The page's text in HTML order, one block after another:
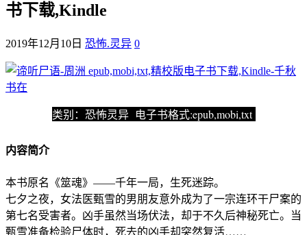
书下载,Kindle
2019年12月10日 恐怖.灵异 0
类别：恐怖灵异 电子书格式:epub,mobi,txt
内容简介
本书原名《筮魂》——千年一局，生死迷踪。
七夕之夜，女法医甄雪的男朋友意外成为了一宗连环干尸案的
第七名受害者。凶手虽然当场伏法，却于不久后神秘死亡。当
甄雪准备检验尸体时，死去的凶手却突然复活……